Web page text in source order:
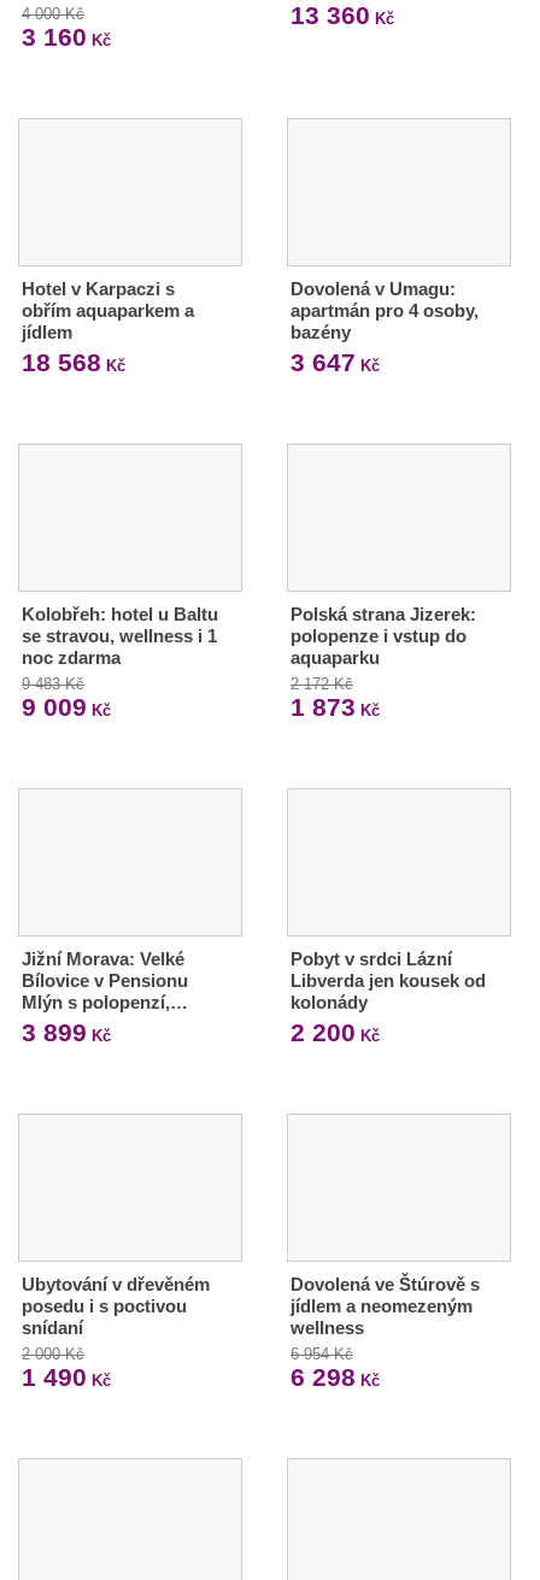
4 000 Kč
3 160 Kč
13 360 Kč
Hotel v Karpaczi s
obřím aquaparkem a
jídlem
18 568 Kč
Dovolená v Umagu:
apartmán pro 4 osoby,
bazény
3 647 Kč
Kolobřeh: hotel u Baltu
se stravou, wellness i 1
noc zdarma
9 483 Kč
9 009 Kč
Polská strana Jizerek:
polopenze i vstup do
aquaparku
2 172 Kč
1 873 Kč
Jižní Morava: Velké
Bílovice v Pensionu
Mlýn s polopenzí,…
3 899 Kč
Pobyt v srdci Lázní
Libverda jen kousek od
kolonády
2 200 Kč
Ubytování v dřevěném
posedu i s poctivou
snídaní
2 000 Kč
1 490 Kč
Dovolená ve Štúrově s
jídlem a neomezeným
wellness
6 954 Kč
6 298 Kč